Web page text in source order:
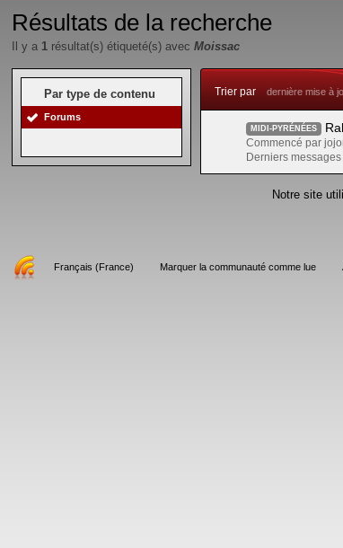
Résultats de la recherche
Il y a 1 résultat(s) étiqueté(s) avecMoissac
Par type de contenu
Forums
Trier par dernière mise à
MIDI-PYRÉNÉES
Commencé par
Derniers
Notre site
Français (France) Marquer la communauté comme lue